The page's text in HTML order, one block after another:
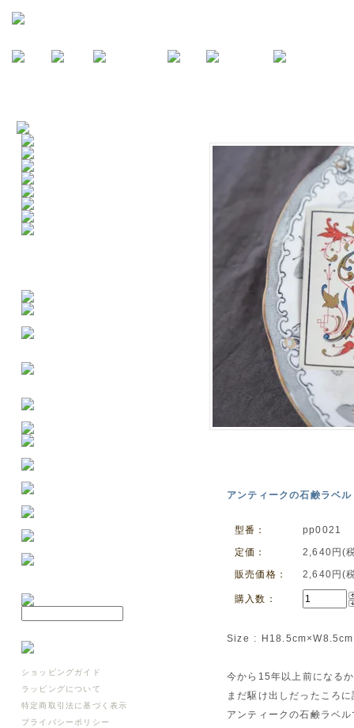
アンティークの石鹸ラベ
型番：
pp0021
定価：
2,640円(
販売価格：
2,640円(
購入数：
Size : H18.5cm×W8.5cm
今から15年以上前になる
まだ駆け出しだったころ
アンティークの石鹸ラベ
ショッピングガイド
ラッピングについて
特定商取引法に基づく表示
プライバシーポリシー